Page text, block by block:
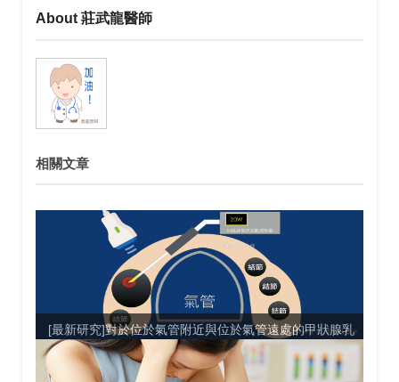
About 莊武龍醫師
相關文章
[最新研究]對於位於氣管附近與位於氣管遠處的甲狀腺乳
突狀微小癌進行射頻...